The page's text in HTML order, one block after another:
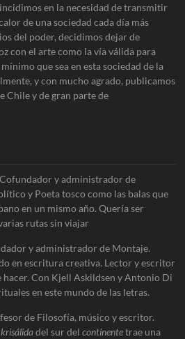
en la necesidad de transmitir
de una sociedad cada día más
del poder, decidimos dejar de
con el arte como la vía válida para
que sea en esta sociedad de la
y con mucho agrado, publicamos
Chile y de gran parte de
y administrador de
y Poeta tosco como las balas que
en un mismo año. Quería ser
rutas sin viajar
y administrador de Montaje.
en escritura creativa. Lector y escritor
hacer. Con Kjell Askildsen y Antonio Di
en este mundo de las letras.
de Filosofía, músico y escritor.
krisálidadel sur delcontinentetrae una